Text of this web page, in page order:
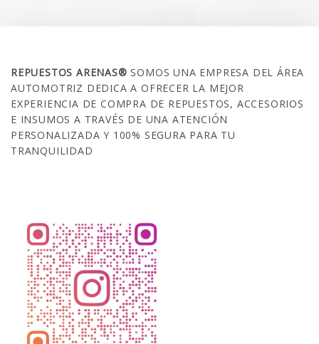
REPUESTOS ARENAS®SOMOS UNA EMPRESA DEL ÁREA
AUTOMOTRIZ DEDICA A OFRECER LA MEJOR
EXPERIENCIA DE COMPRA DE REPUESTOS, ACCESORIOS
E INSUMOS A TRAVÉS DE UNA ATENCIÓN
PERSONALIZADA Y 100% SEGURA PARA TU
TRANQUILIDAD